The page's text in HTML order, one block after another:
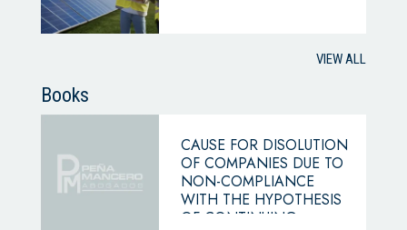
VIEW ALL
Books
CAUSE FOR DISOLUTION
OF COMPANIES DUE TO
NON-COMPLIANCE
WITH THE HYPOTHESIS
OF CONTINUING